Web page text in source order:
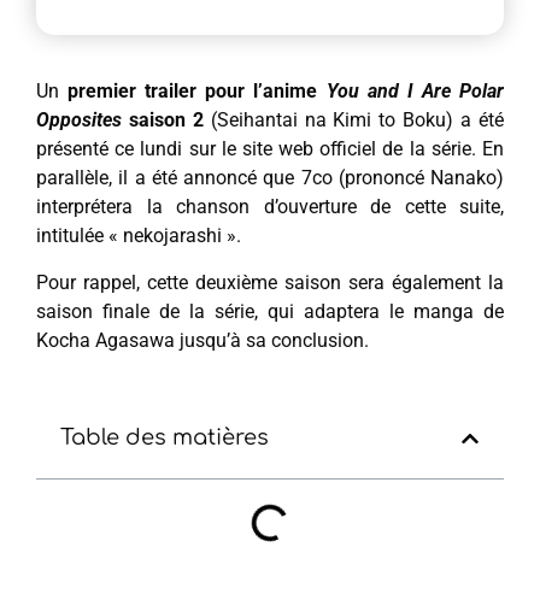
Unpremier trailer pour l’anime You and I Are Polar
Opposites saison 2(Seihantai na Kimi to Boku) a été
présenté ce lundi sur le site web officiel de la série. En
parallèle, il a été annoncé que 7co (prononcé Nanako)
interprétera la chanson d’ouverture de cette suite,
intitulée « nekojarashi ».
Pour rappel, cette deuxième saison sera également la
saison finale de la série, qui adaptera le manga de
Kocha Agasawa jusqu’à sa conclusion.
Table des matières